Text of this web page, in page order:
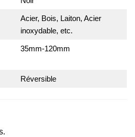
Acier, Bois, Laiton, Acier
inoxydable, etc.
35mm-120mm
Réversible